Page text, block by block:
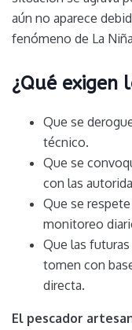
aún no aparece
fenómeno de La
¿Qué exigen
Que se
técnico.
Que se
con las
Que se
monitoreo
Que las
tomen con
directa.
El pescador